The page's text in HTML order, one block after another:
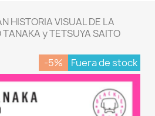
HISTORIA VISUAL DE LA
y TETSUYA SAITO
-5% Fuera de stock